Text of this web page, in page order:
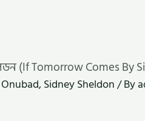
(If Tomorrow Comes By
Onubad,Sidney Sheldon/ By